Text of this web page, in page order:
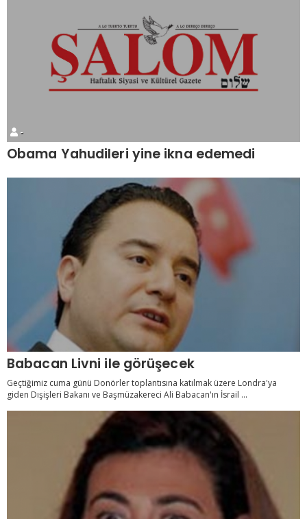
-
Obama Yahudileri yine ikna edemedi
Babacan Livni ile görüşecek
Geçtiğimiz cuma günü Donörler toplantısına katılmak üzere Londra'ya
giden Dışişleri Bakanı ve Başmüzakereci Ali Babacan'ın İsrail ...